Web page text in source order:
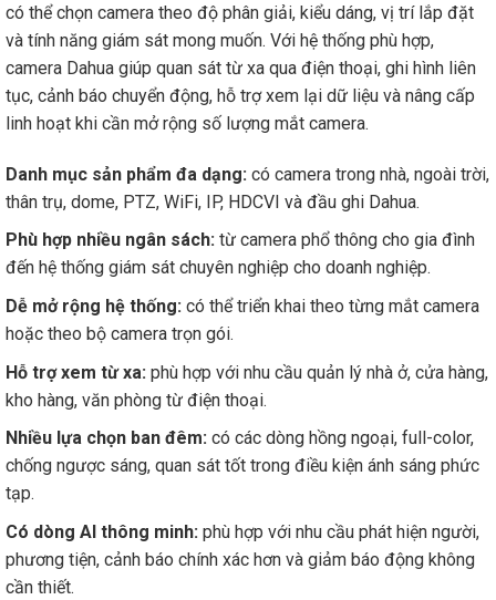
có thể chọn camera theo độ phân giải, kiểu dáng, vị trí lắp đặt
và tính năng giám sát mong muốn. Với hệ thống phù hợp,
camera Dahua giúp quan sát từ xa qua điện thoại, ghi hình liên
tục, cảnh báo chuyển động, hỗ trợ xem lại dữ liệu và nâng cấp
linh hoạt khi cần mở rộng số lượng mắt camera.
Danh mục sản phẩm đa dạng: có camera trong nhà, ngoài trời,
thân trụ, dome, PTZ, WiFi, IP, HDCVI và đầu ghi Dahua.
Phù hợp nhiều ngân sách: từ camera phổ thông cho gia đình
đến hệ thống giám sát chuyên nghiệp cho doanh nghiệp.
Dễ mở rộng hệ thống: có thể triển khai theo từng mắt camera
hoặc theo bộ camera trọn gói.
Hỗ trợ xem từ xa: phù hợp với nhu cầu quản lý nhà ở, cửa hàng,
kho hàng, văn phòng từ điện thoại.
Nhiều lựa chọn ban đêm: có các dòng hồng ngoại, full-color,
chống ngược sáng, quan sát tốt trong điều kiện ánh sáng phức
tạp.
Có dòng AI thông minh: phù hợp với nhu cầu phát hiện người,
phương tiện, cảnh báo chính xác hơn và giảm báo động không
cần thiết.